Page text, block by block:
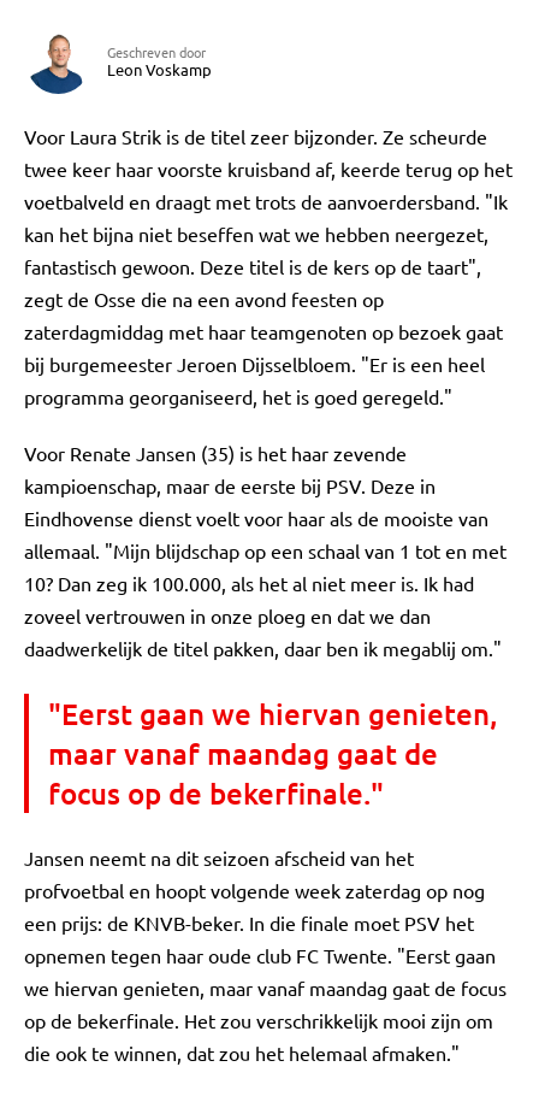
Geschreven door
Leon Voskamp
Voor Laura Strik is de titel zeer bijzonder. Ze scheurde
twee keer haar voorste kruisband af, keerde terug op het
voetbalveld en draagt met trots de aanvoerdersband. "Ik
kan het bijna niet beseffen wat we hebben neergezet,
fantastisch gewoon. Deze titel is de kers op de taart",
zegt de Osse die na een avond feesten op
zaterdagmiddag met haar teamgenoten op bezoek gaat
bij burgemeester Jeroen Dijsselbloem. "Er is een heel
programma georganiseerd, het is goed geregeld."
Voor Renate Jansen (35) is het haar zevende
kampioenschap, maar de eerste bij PSV. Deze in
Eindhovense dienst voelt voor haar als de mooiste van
allemaal. "Mijn blijdschap op een schaal van 1 tot en met
10? Dan zeg ik 100.000, als het al niet meer is. Ik had
zoveel vertrouwen in onze ploeg en dat we dan
daadwerkelijk de titel pakken, daar ben ik megablij om."
"Eerst gaan we hiervan genieten,
maar vanaf maandag gaat de
focus op de bekerfinale."
Jansen neemt na dit seizoen afscheid van het
profvoetbal en hoopt volgende week zaterdag op nog
een prijs: de KNVB-beker. In die finale moet PSV het
opnemen tegen haar oude club FC Twente. "Eerst gaan
we hiervan genieten, maar vanaf maandag gaat de focus
op de bekerfinale. Het zou verschrikkelijk mooi zijn om
die ook te winnen, dat zou het helemaal afmaken."